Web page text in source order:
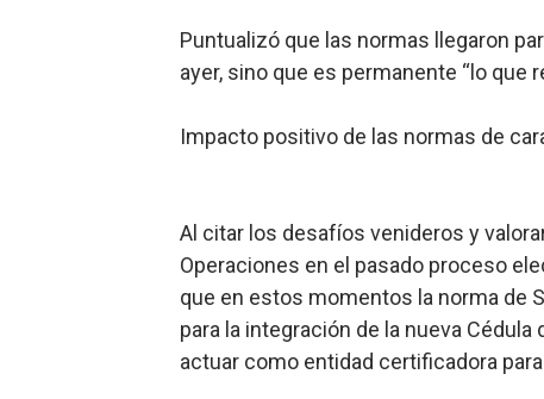
Puntualizó que las normas llegaron
ayer, sino que es permanente “lo que
Impacto positivo de las normas de
Al citar los desafíos venideros y
Operaciones en el pasado proceso
que en estos momentos la norma de
para la integración de la nueva Cédula
actuar como entidad certificadora